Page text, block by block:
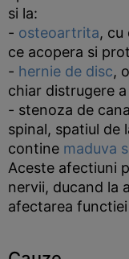
si la:
- osteoartrita, cu
ce acopera si
- hernie de disc,
chiar distrugere
- stenoza de
spinal, spatiul de
contine maduva
Aceste afectiuni
nervii, ducand la
afectarea